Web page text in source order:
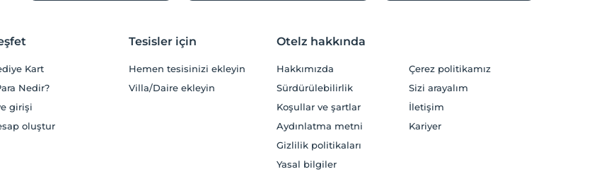
Kart
Nedir?
girişi
oluştur
Tesisler için
Hemen tesisinizi ekleyin
Villa/Daire ekleyin
Otelz hakkında
Hakkımızda
Sürdürülebilirlik
Koşullar ve şartlar
Aydınlatma metni
Gizlilik politikaları
Yasal bilgiler
Çerez politikamız
Sizi arayalım
İletişim
Kariyer